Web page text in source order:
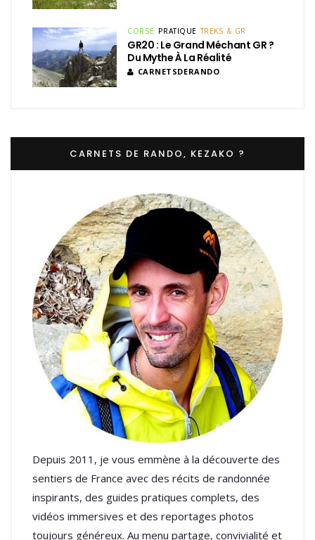
CORSE PRATIQUE TREKS & GR
GR20 : Le Grand Méchant GR ?
Du Mythe À La Réalité
CARNETSDERANDO
CARNETS DE RANDO, KEZAKO ?
Depuis 2011, je vous emmène à la découverte des
sentiers de France avec des récits de randonnée
inspirants, des guides pratiques complets, des
vidéos immersives et des reportages photos
toujours généreux. Au menu partage, convivialité et